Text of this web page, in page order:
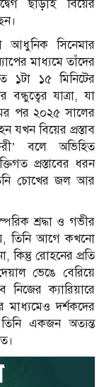
ছাড়াই বিয়ের
আধুনিক সিনেমার
মাধ্যমে তাঁদের
১টা ১৫ মিনিটের
যাত্রা, যা
পর ২০২৫ সালের
যখন বিয়ের প্রস্তাব
বলে অভিহিত
প্রস্তাবের ধরন
চোখের জল আর
শ্রদ্ধা ও গভীর
তিনি আগে কখনো
কিন্তু রোহনের প্রতি
ভেঙে বেরিয়ে
ক্যারিয়ারে
মাধ্যমেও দর্শকদের
একজন অত্যন্ত